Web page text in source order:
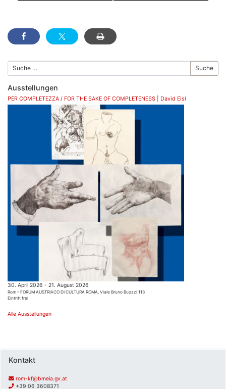
Suche
Ausstellungen
PER COMPLETEZZA / FOR THE SAKE OF COMPLETENESS | David Eisl
30. April 2026 - 21. August 2026
Rom – FORUM AUSTRIACO DI CULTURA ROMA, Viale Bruno Buozzi 113
Eintritt frei
Alle Ausstellungen
Kontakt
rom-kf@bmeia.gv.at
+39 06 3608371